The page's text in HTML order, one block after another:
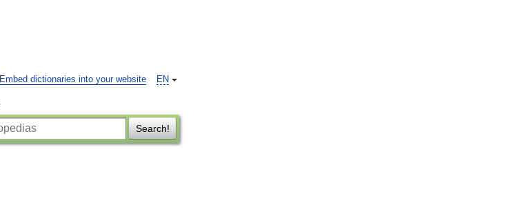
EN
Embed dictionaries into your website
Search!